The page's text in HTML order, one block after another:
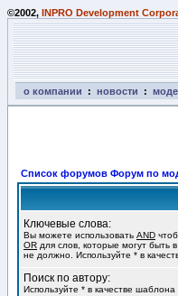
©2002, INPRO Development
о компании : новости :
Список форумов Форум по
Ключевые слова:
Вы можете использовать AND
OR для слов, которые могут быть
не должно. Используйте * в
Поиск по автору:
Используйте * в качестве шаблона